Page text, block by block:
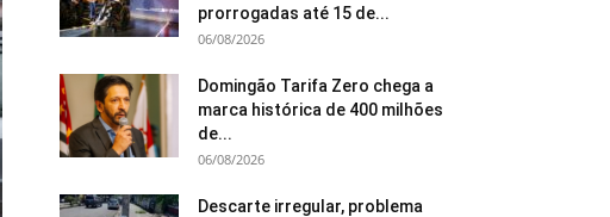
prorrogadas até 15 de...
06/08/2026
Domingão Tarifa Zero chega a
marca histórica de 400 milhões
de...
06/08/2026
Descarte irregular, problema